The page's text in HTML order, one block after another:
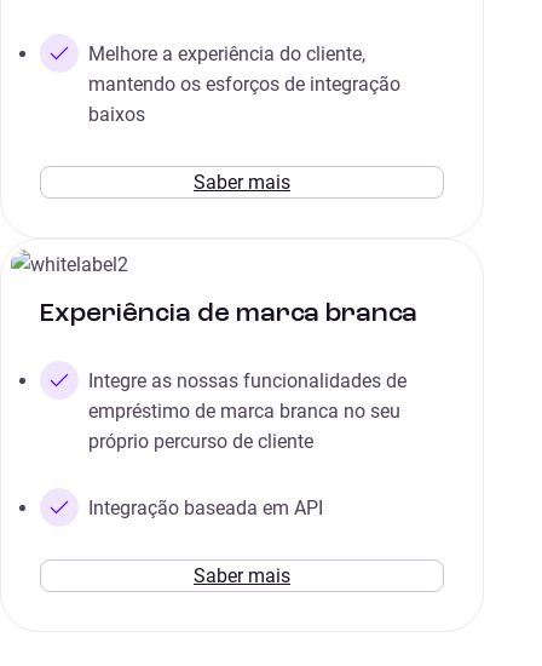
Melhore a experiência do cliente,
mantendo os esforços de integração
baixos
Saber mais
Experiência de marca branca
Integre as nossas funcionalidades de
empréstimo de marca branca no seu
próprio percurso de cliente
Integração baseada em API
Saber mais